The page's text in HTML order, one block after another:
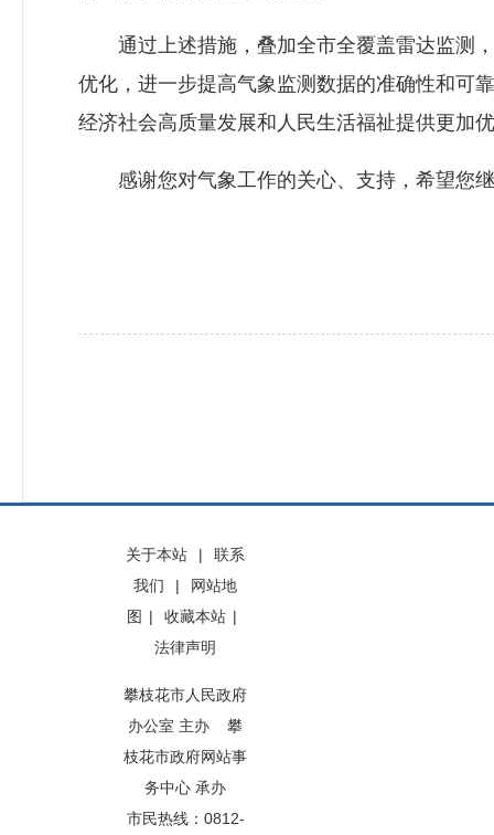
通过上述措施，叠加全市全覆盖雷达监测，
优化，进一步提高气象监测数据的准确性和可
经济社会高质量发展和人民生活福祉提供更加
感谢您对气象工作的关心、支持，希望您继
关于本站 |
联系
我们
|
网站地
图 | 收藏本站 |
法律声明
攀枝花市人民政府
办公室 主办 攀
枝花市政府网站事
务中心 承办
市民热线：0812-